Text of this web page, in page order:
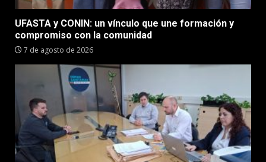
UFASTA y CONIN: un vínculo que une formación y
compromiso con la comunidad
7 de agosto de 2026